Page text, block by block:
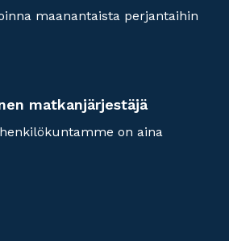
maanantaista perjantaihin
matkanjärjestäjä
on aina